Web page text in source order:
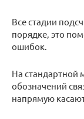
Все стадии
порядке, это
ошибок.
На стандартной
обозначений
напрямую